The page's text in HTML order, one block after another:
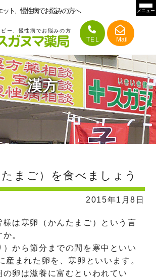
ット、慢性病でお悩みの方へ
ー、慢性病でお悩みの方
メニュー
漢方
まご）を食べましょう
2015年1月8日
様は寒卵（かんたまご）という言
。
）から節分までの間を寒中といい
産まれた卵を、寒卵といいます。
の卵は滋養に富むといわれてい